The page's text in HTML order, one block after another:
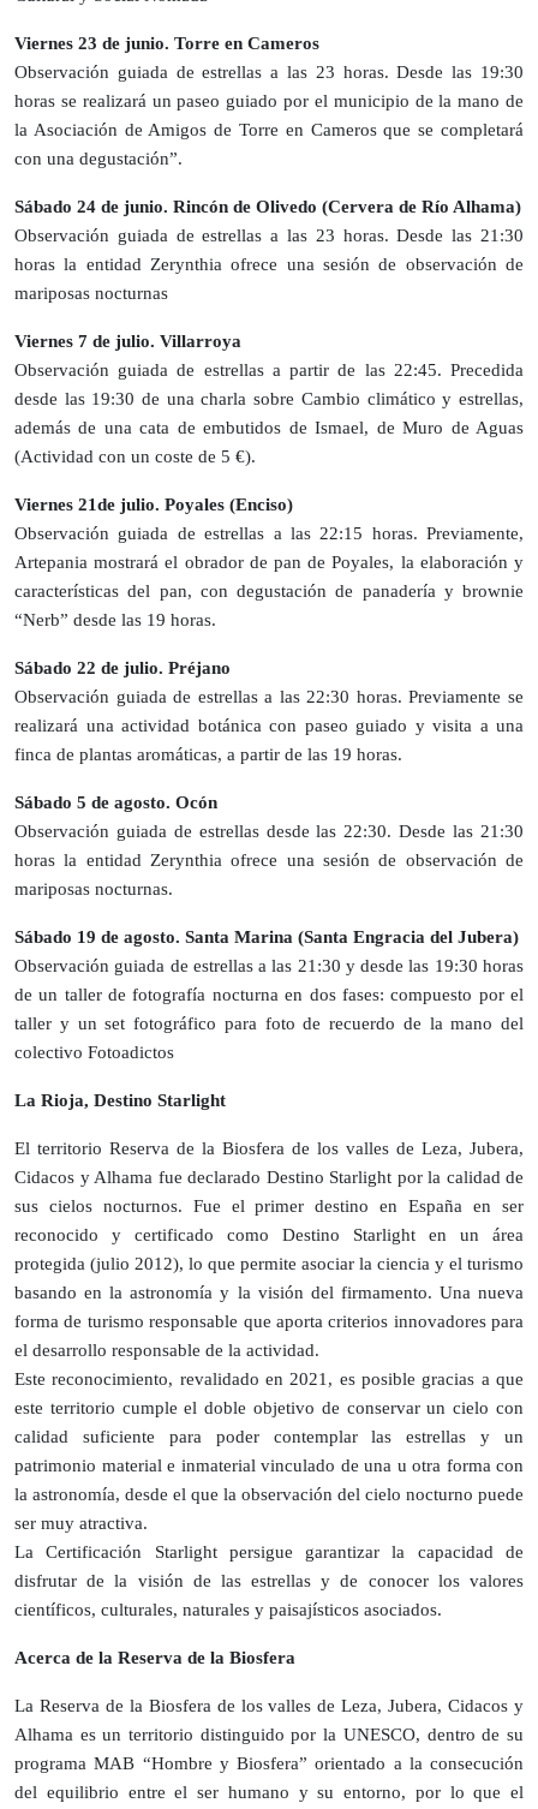
Viernes 23 de junio. Torre en Cameros
Observación guiada de estrellas a las 23 horas. Desde las 19:30
horas se realizará un paseo guiado por el municipio de la mano de
la Asociación de Amigos de Torre en Cameros que se completará
con una degustación”.
Sábado 24 de junio. Rincón de Olivedo (Cervera de Río Alhama)
Observación guiada de estrellas a las 23 horas. Desde las 21:30
horas la entidad Zerynthia ofrece una sesión de observación de
mariposas nocturnas
Viernes 7 de julio. Villarroya
Observación guiada de estrellas a partir de las 22:45. Precedida
desde las 19:30 de una charla sobre Cambio climático y estrellas,
además de una cata de embutidos de Ismael, de Muro de Aguas
(Actividad con un coste de 5 €).
Viernes 21de julio. Poyales (Enciso)
Observación guiada de estrellas a las 22:15 horas. Previamente,
Artepania mostrará el obrador de pan de Poyales, la elaboración y
características del pan, con degustación de panadería y brownie
“Nerb” desde las 19 horas.
Sábado 22 de julio. Préjano
Observación guiada de estrellas a las 22:30 horas. Previamente se
realizará una actividad botánica con paseo guiado y visita a una
finca de plantas aromáticas, a partir de las 19 horas.
Sábado 5 de agosto. Ocón
Observación guiada de estrellas desde las 22:30. Desde las 21:30
horas la entidad Zerynthia ofrece una sesión de observación de
mariposas nocturnas.
Sábado 19 de agosto. Santa Marina (Santa Engracia del Jubera)
Observación guiada de estrellas a las 21:30 y desde las 19:30 horas
de un taller de fotografía nocturna en dos fases: compuesto por el
taller y un set fotográfico para foto de recuerdo de la mano del
colectivo Fotoadictos
La Rioja, Destino Starlight
El territorio Reserva de la Biosfera de los valles de Leza, Jubera,
Cidacos y Alhama fue declarado Destino Starlight por la calidad de
sus cielos nocturnos. Fue el primer destino en España en ser
reconocido y certificado como Destino Starlight en un área
protegida (julio 2012), lo que permite asociar la ciencia y el turismo
basando en la astronomía y la visión del firmamento. Una nueva
forma de turismo responsable que aporta criterios innovadores para
el desarrollo responsable de la actividad.
Este reconocimiento, revalidado en 2021, es posible gracias a que
este territorio cumple el doble objetivo de conservar un cielo con
calidad suficiente para poder contemplar las estrellas y un
patrimonio material e inmaterial vinculado de una u otra forma con
la astronomía, desde el que la observación del cielo nocturno puede
ser muy atractiva.
La Certificación Starlight persigue garantizar la capacidad de
disfrutar de la visión de las estrellas y de conocer los valores
científicos, culturales, naturales y paisajísticos asociados.
Acerca de la Reserva de la Biosfera
La Reserva de la Biosfera de los valles de Leza, Jubera, Cidacos y
Alhama es un territorio distinguido por la UNESCO, dentro de su
programa MAB “Hombre y Biosfera” orientado a la consecución
del equilibrio entre el ser humano y su entorno, por lo que el